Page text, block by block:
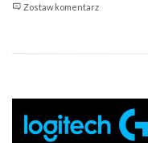
Zostaw komentarzZalman
obudowa